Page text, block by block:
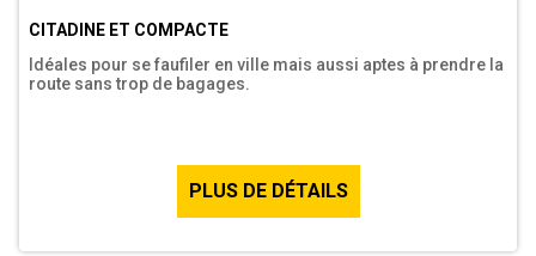
CITADINE ET COMPACTE
Idéales pour se faufiler en ville mais aussi aptes à prendre la
route sans trop de bagages.
PLUS DE DÉTAILS